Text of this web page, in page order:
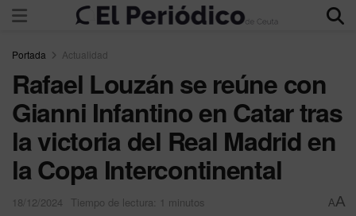
Portada Actualidad
Rafael Louzán se reúne con
Gianni Infantino en Catar tras
la victoria del Real Madrid en
la Copa Intercontinental
18/12/2024 Tiempo de lectura: 1 minutos AA